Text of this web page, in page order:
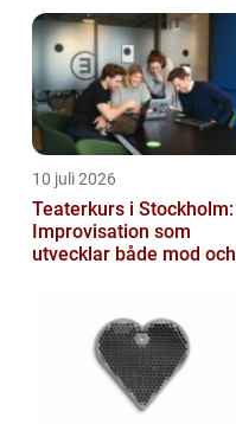
10 juli 2026
Teaterkurs i Stockholm:
Improvisation som
utvecklar både mod och